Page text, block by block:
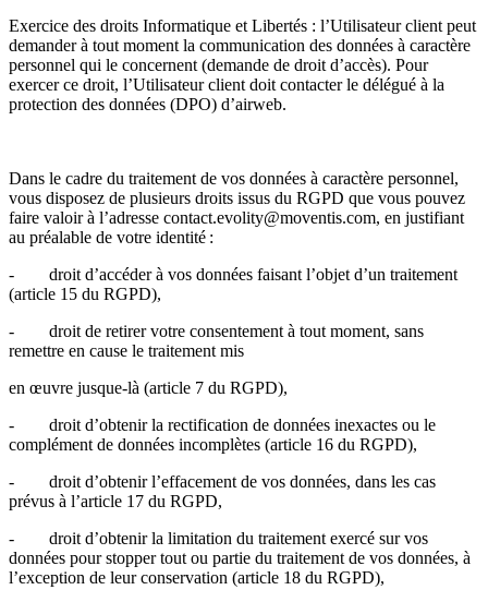
Exercice des droits Informatique et Libertés : l’Utilisateur client peut
demander à tout moment la communication des données à caractère
personnel qui le concernent (demande de droit d’accès). Pour
exercer ce droit, l’Utilisateur client doit contacter le délégué à la
protection des données (DPO) d’airweb.
Dans le cadre du traitement de vos données à caractère personnel,
vous disposez de plusieurs droits issus du RGPD que vous pouvez
faire valoir à l’adresse contact.evolity@moventis.com, en justifiant
au préalable de votre identité :
- droit d’accéder à vos données faisant l’objet d’un traitement
(article 15 du RGPD),
- droit de retirer votre consentement à tout moment, sans
remettre en cause le traitement mis
en œuvre jusque-là (article 7 du RGPD),
- droit d’obtenir la rectification de données inexactes ou le
complément de données incomplètes (article 16 du RGPD),
- droit d’obtenir l’effacement de vos données, dans les cas
prévus à l’article 17 du RGPD,
- droit d’obtenir la limitation du traitement exercé sur vos
données pour stopper tout ou partie du traitement de vos données, à
l’exception de leur conservation (article 18 du RGPD),